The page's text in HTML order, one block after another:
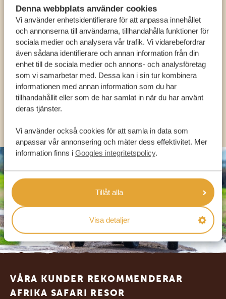
Denna webbplats använder cookies
Vi använder enhetsidentifierare för att anpassa innehållet
och annonserna till användarna, tillhandahålla funktioner för
sociala medier och analysera vår trafik. Vi vidarebefordrar
även sådana identifierare och annan information från din
enhet till de sociala medier och annons- och analysföretag
som vi samarbetar med. Dessa kan i sin tur kombinera
informationen med annan information som du har
tillhandahållit eller som de har samlat in när du har använt
deras tjänster.
Vi använder också cookies för att samla in data som
anpassar vår annonsering och mäter dess effektivitet. Mer
information finns i Googles integritetspolicy.
Tillåt alla
Visa detaljer
Ring en av våra experter
VÅRA SPECIALISTER FINNS HÄR FÖR ATT
HJÄLPA DIG
SV:+31 174 788 101
Footer
VÅRA KUNDER REKOMMENDERAR
AFRIKA SAFARI RESOR